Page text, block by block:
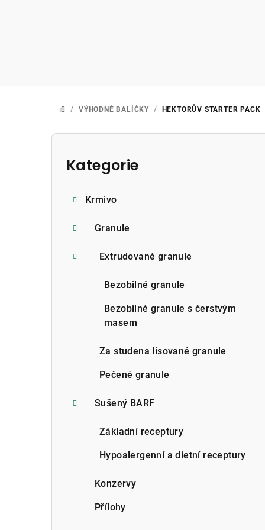
DOMŮ
/ VÝHODNÉ BALÍČKY / HEKTORŮV STARTER PACK
P
Přeskočit
kategorie
Kategorie
Krmivo
Granule
Extrudované granule
Bezobilné granule
Bezobilné granule s čerstvým
masem
Za studena lisované granule
Pečené granule
Sušený BARF
Základní receptury
Hypoalergenní a dietní receptury
Konzervy
Přílohy